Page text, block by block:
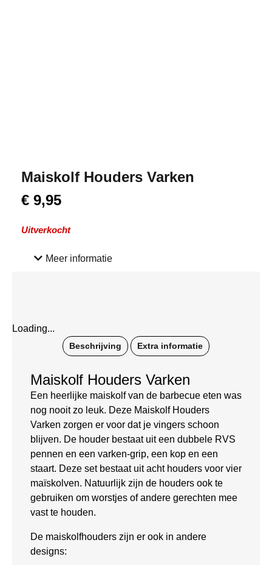
Maiskolf Houders Varken
€ 9,95
Uitverkocht
Meer informatie
Loading...
Beschrijving Extra informatie
Maiskolf Houders Varken
Een heerlijke maiskolf van de barbecue eten was
nog nooit zo leuk. Deze Maiskolf Houders
Varken zorgen er voor dat je vingers schoon
blijven. De houder bestaat uit een dubbele RVS
pennen en een varken-grip, een kop en een
staart. Deze set bestaat uit acht houders voor vier
maïskolven. Natuurlijk zijn de houders ook te
gebruiken om worstjes of andere gerechten mee
vast te houden.
De maiskolfhouders zijn er ook in andere
designs: